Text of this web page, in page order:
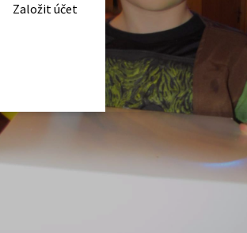
Založit účet